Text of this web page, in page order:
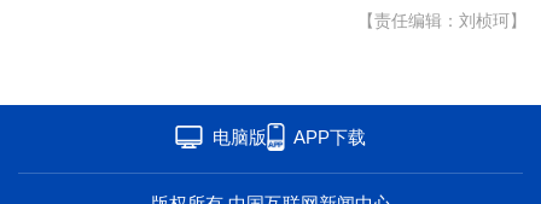
【责任编辑：刘桢珂】
电脑版 APP下载